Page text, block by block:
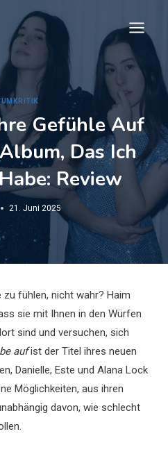
Gefühle Auf
Das Ich
Review
21. Juni 2025
fühlen, nicht wahr? Haim
sie mit Ihnen in den Würfen
sind und versuchen, sich
aufist der Titel ihres neuen
Danielle, Este und Alana Lock
Möglichkeiten, aus ihren
davon, wie schlecht